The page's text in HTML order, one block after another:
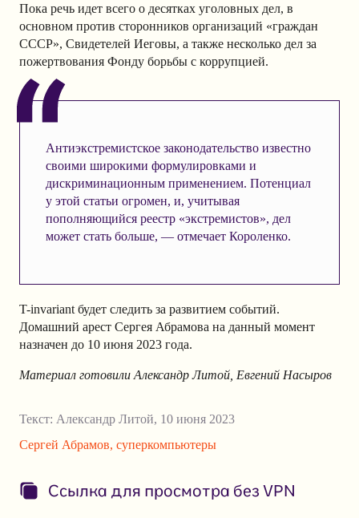
Пока речь идет всего о десятках уголовных дел, в
основном против сторонников организаций «граждан
СССР», Свидетелей Иеговы, а также несколько дел за
пожертвования Фонду борьбы с коррупцией.
Антиэкстремистское законодательство известно
своими широкими формулировками и
дискриминационным применением. Потенциал
у этой статьи огромен, и, учитывая
пополняющийся реестр «экстремистов», дел
может стать больше, — отмечает Короленко.
T-invariant будет следить за развитием событий.
Домашний арест Сергея Абрамова на данный момент
назначен до 10 июня 2023 года.
Материал готовили Александр Литой, Евгений Насыров
Текст: Александр Литой, 10 июня 2023
Сергей Абрамов, суперкомпьютеры
Ссылка для просмотра без VPN